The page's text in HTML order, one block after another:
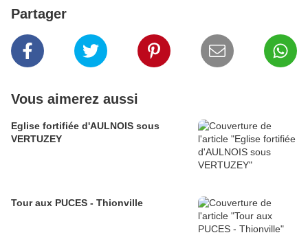
Partager
Vous aimerez aussi
Eglise fortifiée d'AULNOIS sous
VERTUZEY
Tour aux PUCES - Thionville